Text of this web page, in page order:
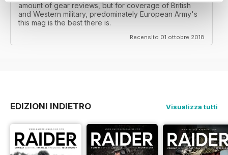
amount of gear reviews, but for coverage of British
and Western military, predominately European Army's
this mag is the best there is.
Recensito 01 ottobre 2018
EDIZIONI INDIETRO Visualizza tutti